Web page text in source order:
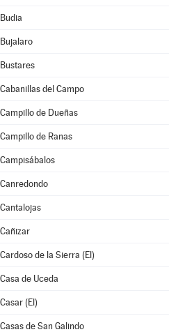
Budia
Bujalaro
Bustares
Cabanillas del Campo
Campillo de Dueñas
Campillo de Ranas
Campisábalos
Canredondo
Cantalojas
Cañizar
Cardoso de la Sierra (El)
Casa de Uceda
Casar (El)
Casas de San Galindo